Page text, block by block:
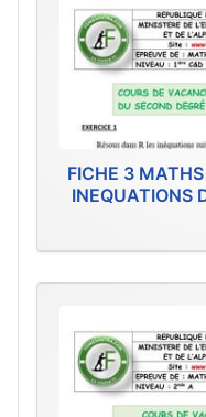
FICHE 3
INEQUATIONS